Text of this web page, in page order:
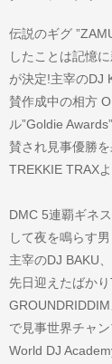
伝説のギグ
したことは記憶
が決定!主宰のDJ
賛作成中の相方
ル”Goldie
賛され見事優勝
TREKKIE TRAX
DMC 5連覇ギネ
して夜を鳴らす
主宰のDJ BAKU
先日迎えたばか
で見事世界チャ
World DJ